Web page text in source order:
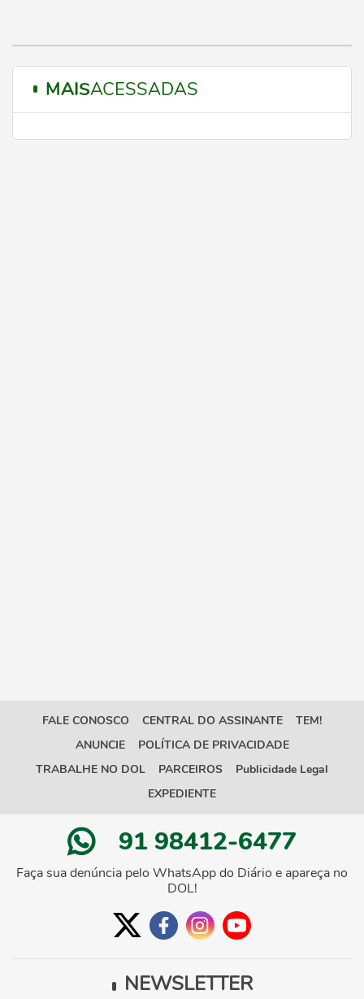
MAISACESSADAS
FALE CONOSCO CENTRAL DO ASSINANTE
TEM!
ANUNCIE
POLÍTICA DE PRIVACIDADE
TRABALHE NO DOL
PARCEIROS
Publicidade Legal
EXPEDIENTE
91 98412-6477
Faça sua denúncia pelo WhatsApp do Diário e apareça no
DOL!
NEWSLETTER